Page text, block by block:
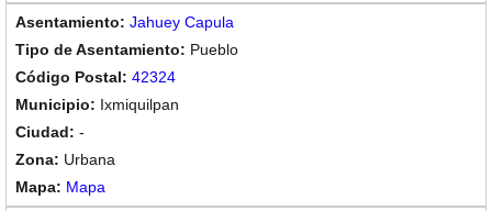
Jahuey Capula
Pueblo
42324
Ixmiquilpan
-
Urbana
Mapa